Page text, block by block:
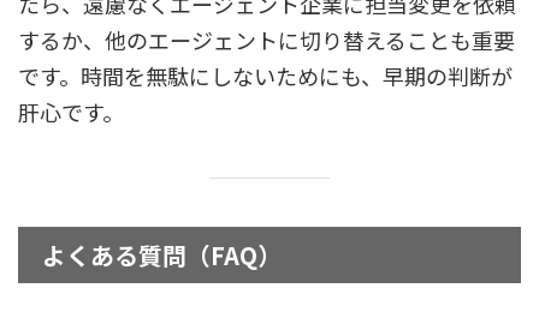
するか、他のエージェントに切り替えることも重要
です。時間を無駄にしないためにも、早期の判断が
肝心です。
よくある質問（FAQ）